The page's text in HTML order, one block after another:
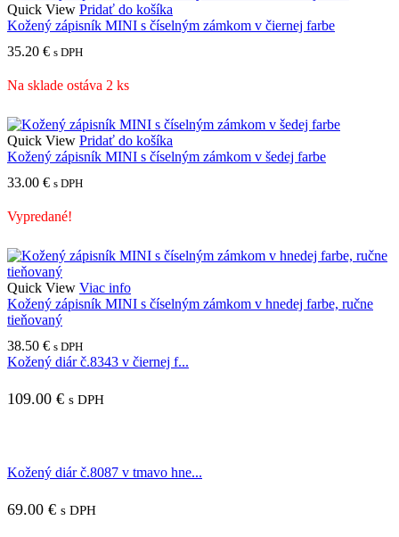
Quick View Pridať do košíka
Kožený zápisník MINI s číselným zámkom v čiernej farbe
35.20 € s DPH
Na sklade ostáva 2 ks
Quick View Pridať do košíka
Kožený zápisník MINI s číselným zámkom v šedej farbe
33.00 € s DPH
Vypredané!
Quick View Viac info
Kožený zápisník MINI s číselným zámkom v hnedej farbe, ručne
tieňovaný
38.50 € s DPH
Kožený diár č.8343 v čiernej f...
109.00 € s DPH
Kožený diár č.8087 v tmavo hne...
69.00 € s DPH